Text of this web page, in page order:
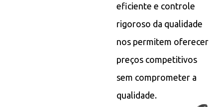
eficiente e controle
rigoroso da qualidade
nos permitem oferecer
preços competitivos
sem comprometer a
qualidade.